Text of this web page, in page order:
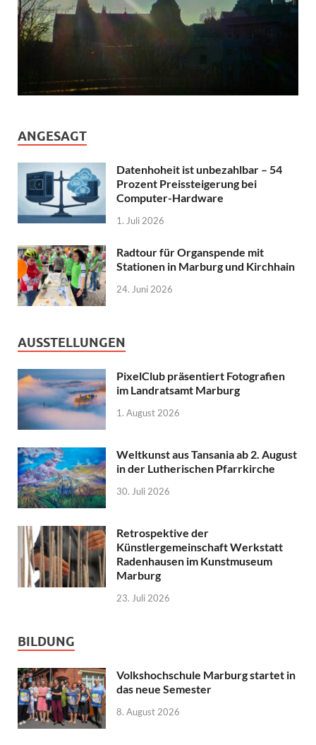
ANGESAGT
Datenhoheit ist unbezahlbar – 54
Prozent Preissteigerung bei
Computer-Hardware
1. Juli 2026
Radtour für Organspende mit
Stationen in Marburg und Kirchhain
24. Juni 2026
AUSSTELLUNGEN
PixelClub präsentiert Fotografien
im Landratsamt Marburg
1. August 2026
Weltkunst aus Tansania ab 2. August
in der Lutherischen Pfarrkirche
30. Juli 2026
Retrospektive der
Künstlergemeinschaft Werkstatt
Radenhausen im Kunstmuseum
Marburg
23. Juli 2026
BILDUNG
Volkshochschule Marburg startet in
das neue Semester
8. August 2026